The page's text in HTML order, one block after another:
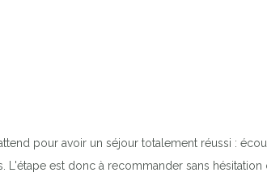
pour avoir un séjour totalement réussi :
L'étape est donc à recommander sans